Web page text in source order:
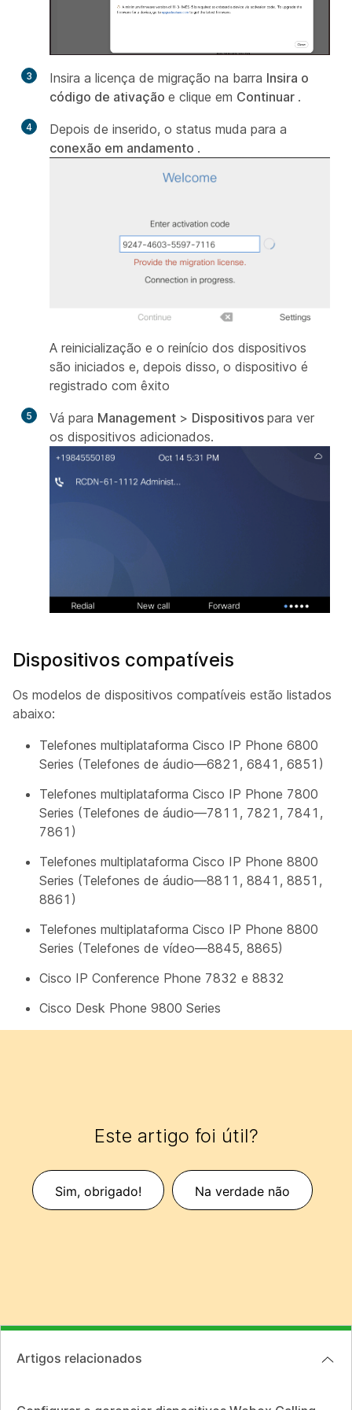
3 Insira a licença de migração na barra Insira o
código de ativação e clique em Continuar .
4
Depois de inserido, o status muda para a
conexão em andamento .
A reinicialização e o reinício dos dispositivos
são iniciados e, depois disso, o dispositivo é
registrado com êxito
5 Vá para Management > Dispositivos para ver
os dispositivos adicionados.
Dispositivos compatíveis
Os modelos de dispositivos compatíveis estão listados
abaixo:
Telefones multiplataforma Cisco IP Phone 6800
Series (Telefones de áudio—6821, 6841, 6851)
Telefones multiplataforma Cisco IP Phone 7800
Series (Telefones de áudio—7811, 7821, 7841,
7861)
Telefones multiplataforma Cisco IP Phone 8800
Series (Telefones de áudio—8811, 8841, 8851,
8861)
Telefones multiplataforma Cisco IP Phone 8800
Series (Telefones de vídeo—8845, 8865)
Cisco IP Conference Phone 7832 e 8832
Cisco Desk Phone 9800 Series
Este artigo foi útil?
Sim, obrigado! Na verdade não
Artigos relacionados